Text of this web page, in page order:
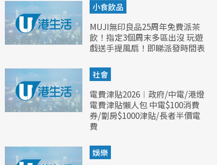
小食飲品
MUJI無印良品25周年免費派茶
飲！指定3個周末多區出沒 玩遊
戲送手提風扇！即睇派發時間表
社會
電費津貼2026︱政府/中電/港燈
電費津貼懶人包 中電$100消費
券/劏房$1000津貼/長者半價電
費
娛樂